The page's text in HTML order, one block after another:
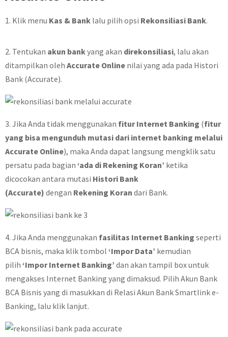
1. Klik menu Kas & Bank lalu pilih opsi Rekonsiliasi Bank.
2. Tentukan akun bankyang akan direkonsiliasi, lalu akan
ditampilkan oleh Accurate Online nilai yang ada pada Histori
Bank (Accurate).
3. Jika Anda tidak menggunakan fitur Internet Banking (fitur
yang bisa mengunduh mutasi dari internet banking melalui
Accurate Online), maka Anda dapat langsung mengklik satu
persatu pada bagian ‘ada di Rekening Koran’ ketika
dicocokan antara mutasi Histori Bank
(Accurate) dengan Rekening Koran dari Bank.
4. Jika Anda menggunakan fasilitas Internet Banking seperti
BCA bisnis, maka klik tombol ‘Impor Data’ kemudian
pilih ‘Impor Internet Banking’ dan akan tampil box untuk
mengakses Internet Banking yang dimaksud. Pilih Akun Bank
BCA Bisnis yang di masukkan di Relasi Akun Bank Smartlink e-
Banking, lalu klik lanjut.